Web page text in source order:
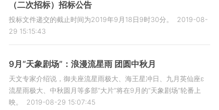
（二次招标）招标公告
投标文件递交的截止时间为2019年9月18日9时30分。
2019-08-
29 15:15:43
9月“天象剧场”：浪漫流星雨 团圆中秋月
天文专家介绍说，御夫座流星雨极大、海王星冲日、九月英仙座ε
流星雨极大、中秋圆月等多部“大片”将在9月的“天象剧场”轮番上
映。
2019-08-29 15:07:45